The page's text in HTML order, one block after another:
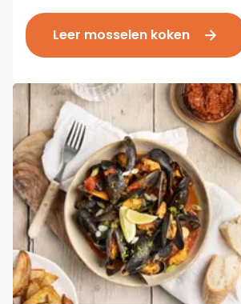
Leer mosselen koken